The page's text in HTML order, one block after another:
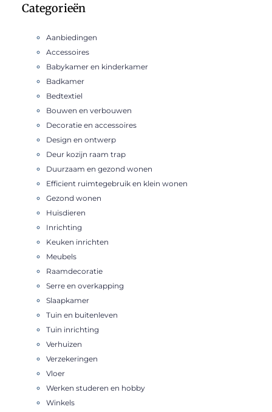
Categorieën
Aanbiedingen
Accessoires
Babykamer en kinderkamer
Badkamer
Bedtextiel
Bouwen en verbouwen
Decoratie en accessoires
Design en ontwerp
Deur kozijn raam trap
Duurzaam en gezond wonen
Efficient ruimtegebruik en klein wonen
Gezond wonen
Huisdieren
Inrichting
Keuken inrichten
Meubels
Raamdecoratie
Serre en overkapping
Slaapkamer
Tuin en buitenleven
Tuin inrichting
Verhuizen
Verzekeringen
Vloer
Werken studeren en hobby
Winkels